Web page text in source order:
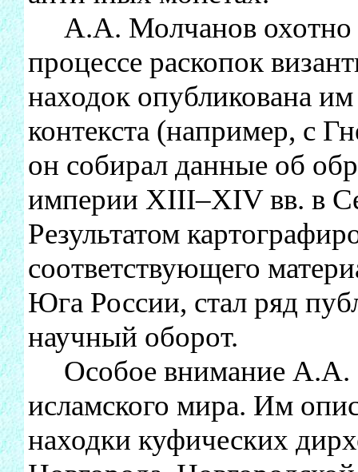
А.А. Молчанов охотно
процессе раскопок
находок опубликована
контекста (например, с
он собирал данные об
империи XIII–XIV вв. в
Результатом
соответствующего
Юга России, стал ряд
научный оборот.
Особое внимание А.А.
исламского мира. Им
находки куфических